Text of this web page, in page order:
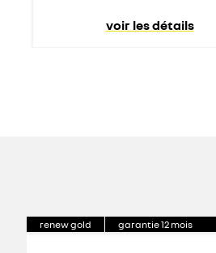
voir les détails
renew gold garantie12 mois